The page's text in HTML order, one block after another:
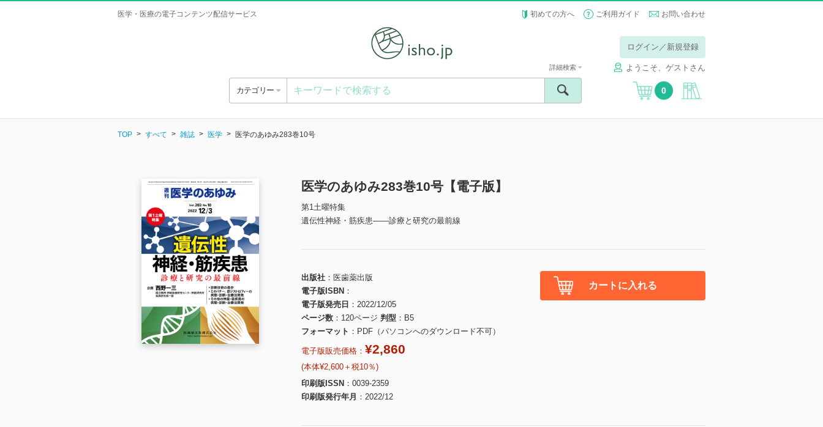
医学・医療の電子コンテンツ配信サービス 初めての方へ ご利用ガイド お問い合わせ
ログイン／新規登録
ようこそ、ゲストさん
カテゴリー
詳細検索
0
TOP すべて 雑誌 医学 医学のあゆみ283巻10号
医学のあゆみ283巻10号【電子版】
第1土曜特集
遺伝性神経・筋疾患――診療と研究の最前線
出版社
医歯薬出版
電子版ISBN
電子版発売日
2022/12/05
ページ数
120ページ 判型
B5
フォーマット
PDF（パソコンへのダウンロード不可）
電子版販売価格： ¥2,860
(本体¥2,600＋税10％)
印刷版ISSN
0039-2359
印刷版発行年月
2022/12
カートに入れる